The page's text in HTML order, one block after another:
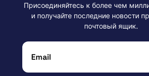
Присоединяйтесь к более чем
и получайте последние новости
почтовый ящик.